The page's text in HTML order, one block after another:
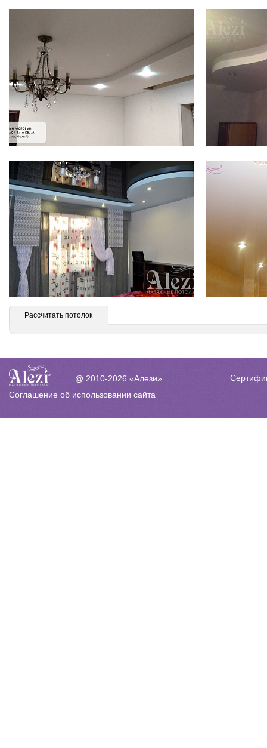
Рассчитать потолок
@ 2010-2026 «Алези»
Соглашение об использовании сайта